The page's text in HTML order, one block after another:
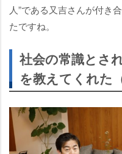
人”である又吉さんが付き
たですね。
社会の常識とさ
を教えてくれた